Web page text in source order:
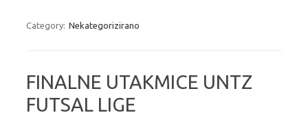
Category: Nekategorizirano
FINALNE UTAKMICE UNTZ
FUTSAL LIGE